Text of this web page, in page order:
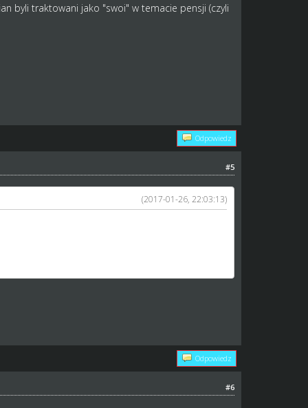
byli traktowani jako "swoi" w temacie pensji (czyli
Odpowiedz
#5
(2017-01-26, 22:03:13)
Odpowiedz
#6